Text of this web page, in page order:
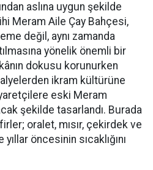
aslına uygun şekilde
Meram Aile Çay Bahçesi,
değil, aynı zamanda
yönelik önemli bir
dokusu korunurken
ikram kültürüne
eski Meram
şekilde tasarlandı. Burada
oralet, mısır, çekirdek ve
öncesinin sıcaklığını